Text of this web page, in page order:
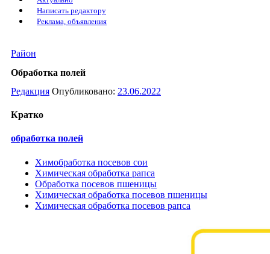
Написать редактору
Реклама, объявления
Район
Обработка полей
Редакция Опубликовано: 23.06.2022
Кратко
обработка полей
Химобработка посевов сои
Химическая обработка рапса
Обработка посевов пшеницы
Химическая обработка посевов пшеницы
Химическая обработка посевов рапса